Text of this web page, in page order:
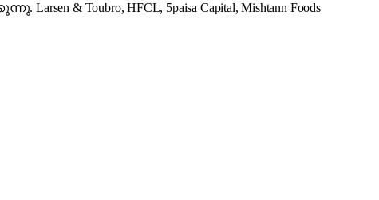
HFCL, 5paisa Capital, Mishtann Foods